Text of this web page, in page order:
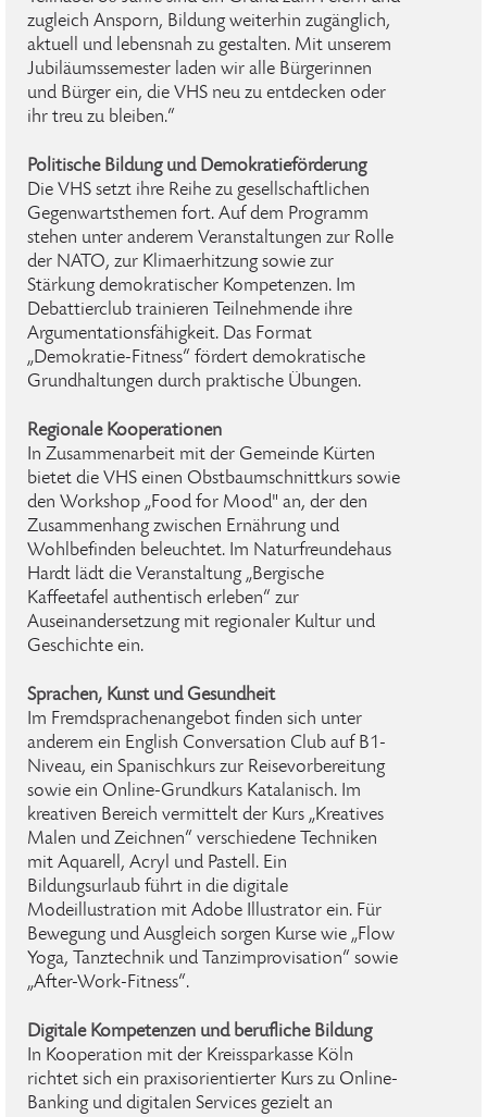
zugleich Ansporn, Bildung weiterhin zugänglich,
aktuell und lebensnah zu gestalten. Mit unserem
Jubiläumssemester laden wir alle Bürgerinnen
und Bürger ein, die VHS neu zu entdecken oder
ihr treu zu bleiben.“
Politische Bildung und Demokratieförderung
Die VHS setzt ihre Reihe zu gesellschaftlichen
Gegenwartsthemen fort. Auf dem Programm
stehen unter anderem Veranstaltungen zur Rolle
der NATO, zur Klimaerhitzung sowie zur
Stärkung demokratischer Kompetenzen. Im
Debattierclub trainieren Teilnehmende ihre
Argumentationsfähigkeit. Das Format
„Demokratie-Fitness“ fördert demokratische
Grundhaltungen durch praktische Übungen.
Regionale Kooperationen
In Zusammenarbeit mit der Gemeinde Kürten
bietet die VHS einen Obstbaumschnittkurs sowie
den Workshop „Food for Mood" an, der den
Zusammenhang zwischen Ernährung und
Wohlbefinden beleuchtet. Im Naturfreundehaus
Hardt lädt die Veranstaltung „Bergische
Kaffeetafel authentisch erleben“ zur
Auseinandersetzung mit regionaler Kultur und
Geschichte ein.
Sprachen, Kunst und Gesundheit
Im Fremdsprachenangebot finden sich unter
anderem ein English Conversation Club auf B1-
Niveau, ein Spanischkurs zur Reisevorbereitung
sowie ein Online-Grundkurs Katalanisch. Im
kreativen Bereich vermittelt der Kurs „Kreatives
Malen und Zeichnen“ verschiedene Techniken
mit Aquarell, Acryl und Pastell. Ein
Bildungsurlaub führt in die digitale
Modeillustration mit Adobe Illustrator ein. Für
Bewegung und Ausgleich sorgen Kurse wie „Flow
Yoga, Tanztechnik und Tanzimprovisation“ sowie
„After-Work-Fitness“.
Digitale Kompetenzen und berufliche Bildung
In Kooperation mit der Kreissparkasse Köln
richtet sich ein praxisorientierter Kurs zu Online-
Banking und digitalen Services gezielt an